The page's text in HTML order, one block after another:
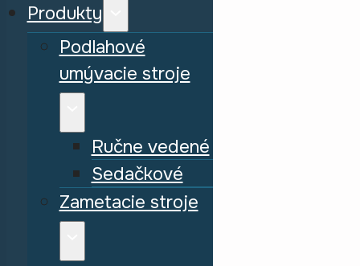
Produkty
Podlahové
umývacie stroje
Ručne vedené
Sedačkové
Zametacie stroje